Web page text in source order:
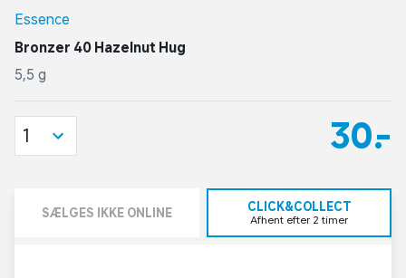
Essence
Bronzer 40 Hazelnut Hug
5,5 g
30,-
1
SÆLGES IKKE ONLINE CLICK&COLLECT
Afhent efter 2 timer